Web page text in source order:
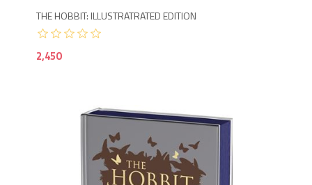
THE HOBBIT: ILLUSTRATRATED EDITION
2,450